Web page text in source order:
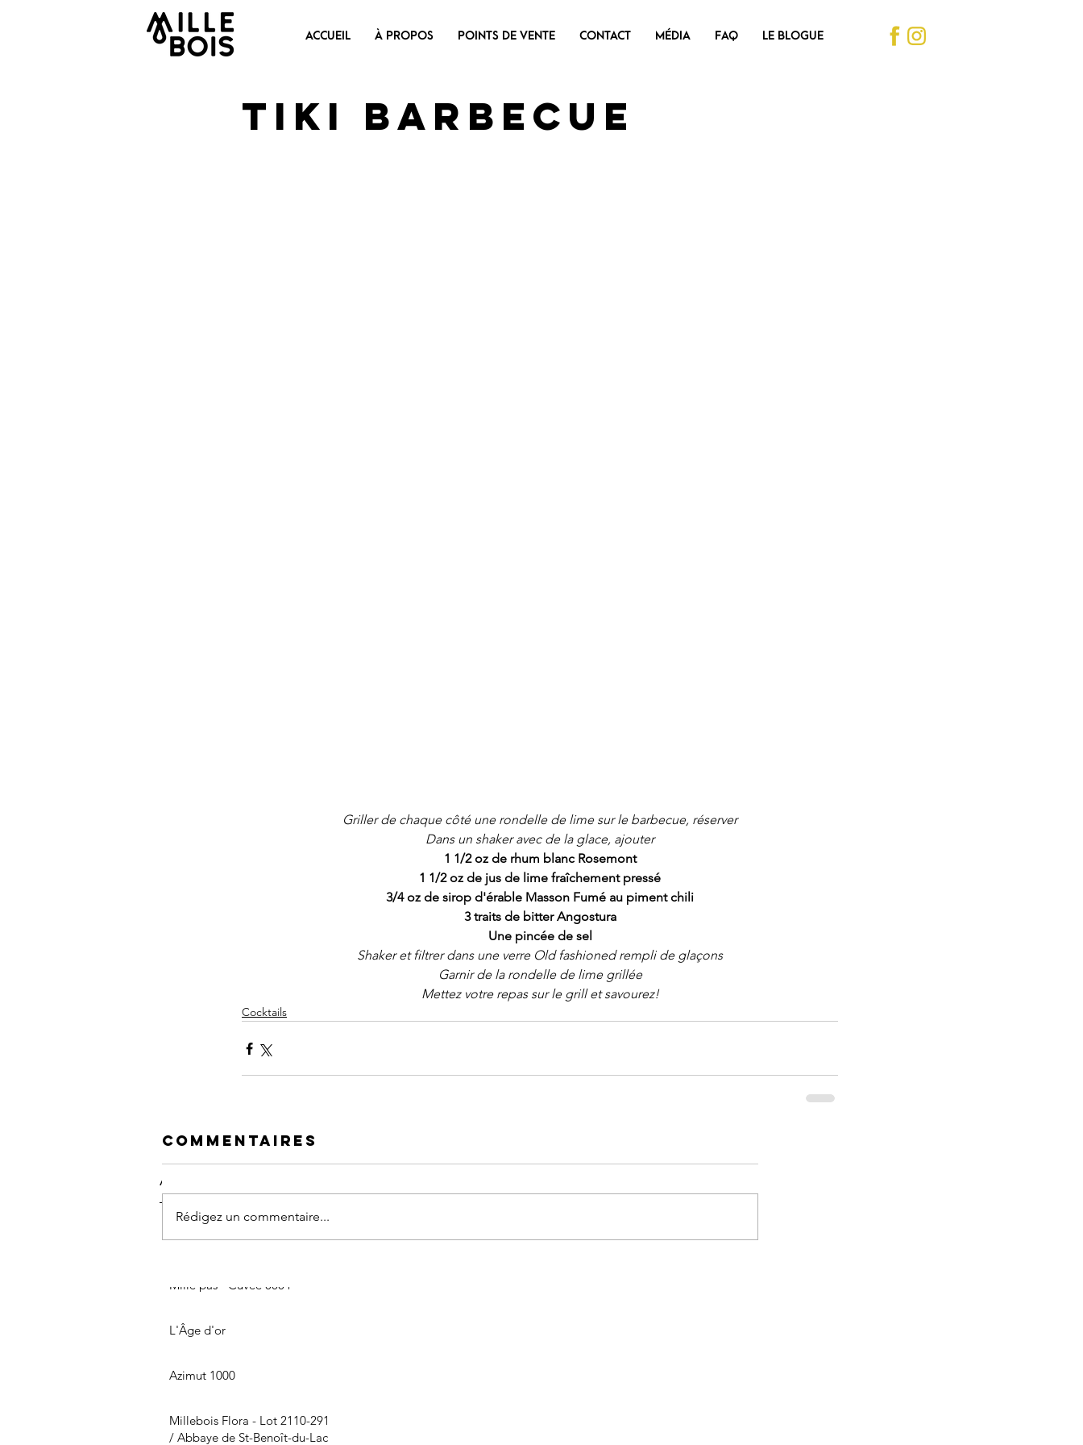
ACCUEIL À PROPOS POINTS DE VENTE CONTACT MÉDIA FAQ LE BLOGUE
Articles
Dans l'bois - Cuvée 0004
Mille pas - Cuvée 0004
L'Âge d'or
Azimut 1000
Millebois Flora - Lot 2110-291
/ Abbaye de St-Benoît-du-Lac
Tiki Barbecue
Griller de chaque côté une rondelle de lime sur le barbecue, réserver
Dans un shaker avec de la glace, ajouter
1 1/2 oz de rhum blanc Rosemont
1 1/2 oz de jus de lime fraîchement pressé
3/4 oz de sirop d'érable Masson Fumé au piment chili
3 traits de bitter Angostura
Une pincée de sel
Shaker et filtrer dans une verre Old fashioned rempli de glaçons
Garnir de la rondelle de lime grillée
Mettez votre repas sur le grill et savourez!
Cocktails
Commentaires
Rédigez un commentaire...